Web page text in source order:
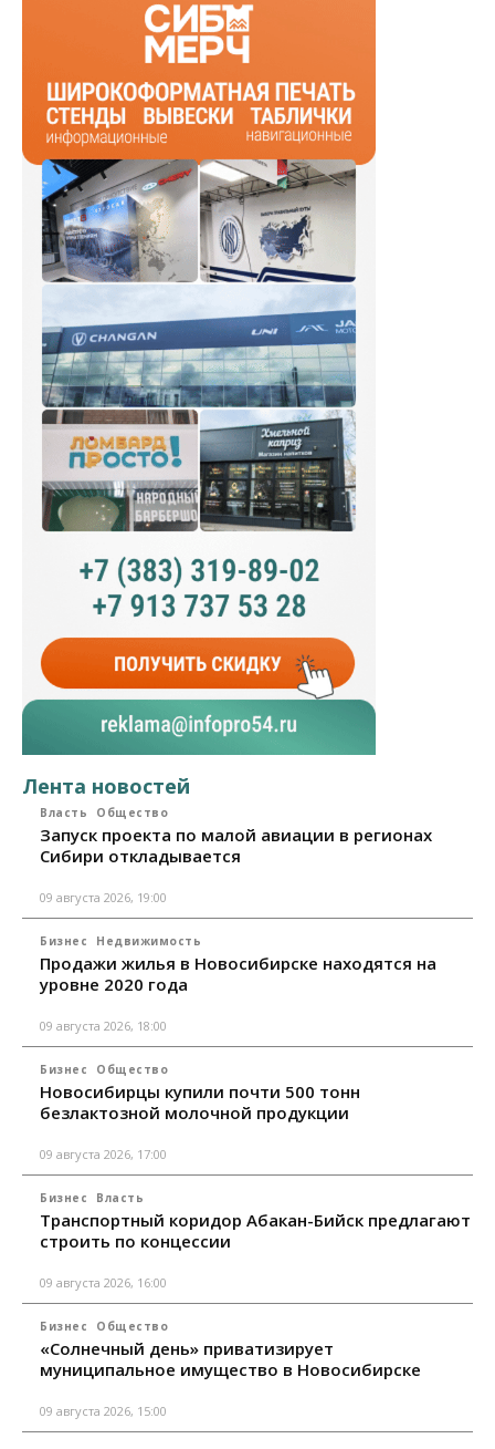
Лента новостей
Власть Общество
Запуск проекта по малой авиации в регионах
Сибири откладывается
09 августа 2026, 19:00
Бизнес Недвижимость
Продажи жилья в Новосибирске находятся на
уровне 2020 года
09 августа 2026, 18:00
Бизнес Общество
Новосибирцы купили почти 500 тонн
безлактозной молочной продукции
09 августа 2026, 17:00
Бизнес Власть
Транспортный коридор Абакан-Бийск предлагают
строить по концессии
09 августа 2026, 16:00
Бизнес Общество
«Солнечный день» приватизирует
муниципальное имущество в Новосибирске
09 августа 2026, 15:00